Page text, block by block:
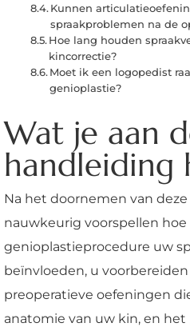
Kunnen
spraakproblemen na de
Hoe lang houden
kincorrectie?
Moet ik een logopedist
genioplastie?
Wat je aan
handleiding
Na het doornemen van
nauwkeurig voorspellen
genioplastieprocedure uw
beïnvloeden, u
preoperatieve oefeningen
anatomie van uw kin, en